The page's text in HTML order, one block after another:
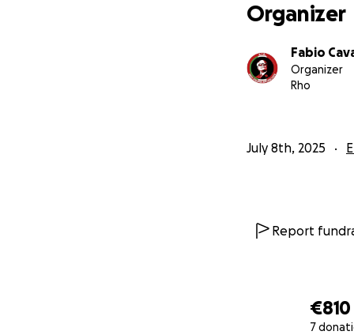
€810
7
Organizer
Fabio
Organizer
Rho
July 8th, 2025
Report